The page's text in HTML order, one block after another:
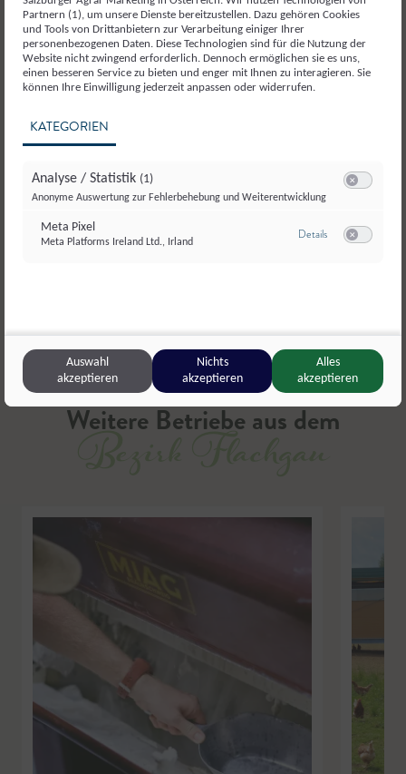
SALZBURGERLAND
HERKUNFTS-ZERTIFIKAT
SalzburgerLand Herkunfts-Zertifikat
ausgezeichnet sind, werden streng auf regionale
Herkunft kontrolliert. Nur geprüfte und
zertifizierte Produkte dürfen das runde Siegel
Weitere Betriebe aus dem
Bezirk Flachgau
Partnern (1), um unsere Dienste bereitzustellen. Dazu gehören Cookies
und Tools von Drittanbietern zur Verarbeitung einiger Ihrer
personenbezogenen Daten. Diese Technologien sind für die Nutzung der
Website nicht zwingend erforderlich. Dennoch ermöglichen sie es uns,
einen besseren Service zu bieten und enger mit Ihnen zu interagieren. Sie
können Ihre Einwilligung jederzeit anpassen oder widerrufen.
KATEGORIEN
Analyse / Statistik (1)
Anonyme Auswertung zur Fehlerbehebung und Weiterentwicklung
Meta Pixel
Meta Platforms Ireland Ltd., Irland
Detailszu Meta Pixel
Auswahl
akzeptieren
Nichts
akzeptieren
Alles
akzeptieren